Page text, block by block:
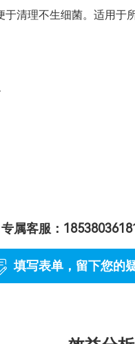
清理不生细菌。适用于
专属客服：18538036181
填写表单 ，留下您的